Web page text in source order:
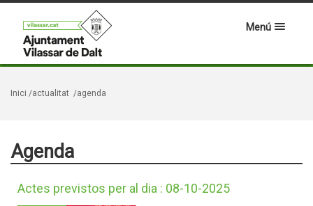
Menú
Inici /actualitat /agenda
Agenda
Actes previstos per al dia : 08-10-2025